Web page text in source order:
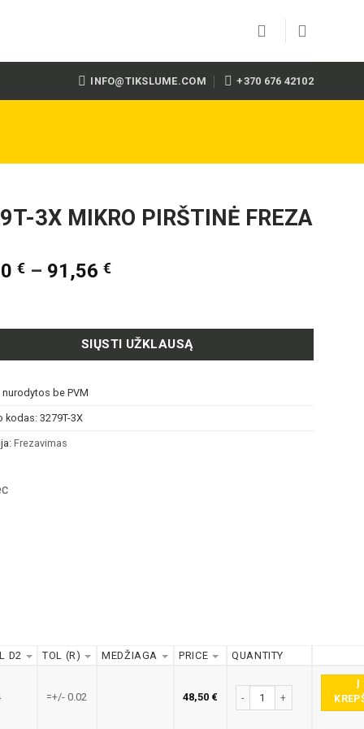
INFO@TIKSLUME.COM +370 676 42102
3X MIKRO PIRŠTINĖ FREZA
€– 91,56 €
SIŲSTI UŽKLAUSĄ
be PVM
kodas:3279T-3X
Frezavimas
D2 TOL (R) MEDŽIAGA PRICE QUANTITY
=+/- 0.02 48,50 € produkto kiekis: 3279T-3X
Į